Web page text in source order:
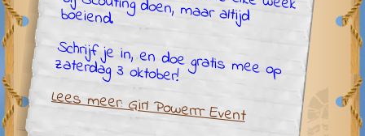
boeiend.
Schrijf je in, en doe gratis mee op
zaterdag 3 oktober!
Lees meer: Girl Powerrr Event